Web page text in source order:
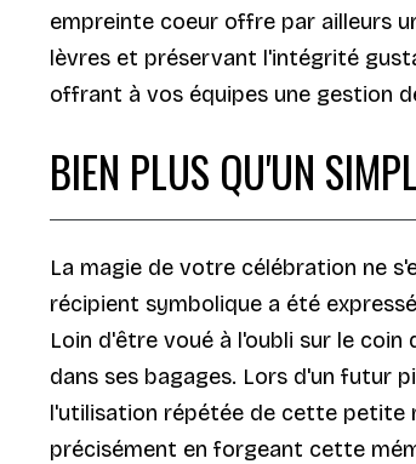
empreinte coeur offre par ailleurs
lèvres et préservant l'intégrité
offrant à vos équipes une gestion
BIEN PLUS QU'UN
La magie de votre célébration ne
récipient symbolique a été
Loin d'être voué à l'oubli sur le
dans ses bagages. Lors d'un futur
l'utilisation répétée de cette petite
précisément en forgeant cette